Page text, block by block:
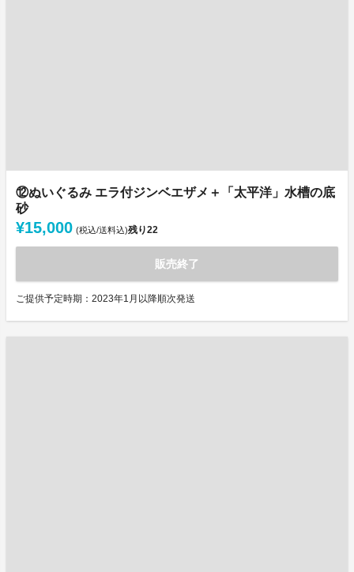
⑫ぬいぐるみ エラ付ジンベエザメ＋「太平洋」水槽の底
砂
¥15,000 (税込/送料込)残り22
販売終了
ご提供予定時期：2023年1月以降順次発送